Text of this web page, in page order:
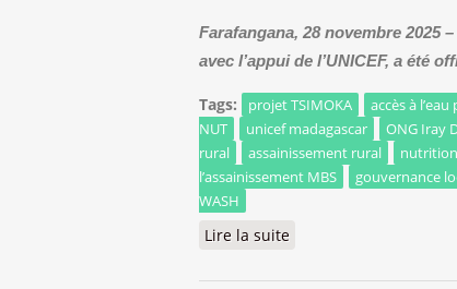
Farafangana, 28 novembre 2025
avec l’appui de l’UNICEF, a été
Tags: projet TSIMOKA accès à
NUT
unicef madagascar ONG Iray
rural
assainissement rural
l’assainissement MBS
gouvernance
WASH
Lire la suite